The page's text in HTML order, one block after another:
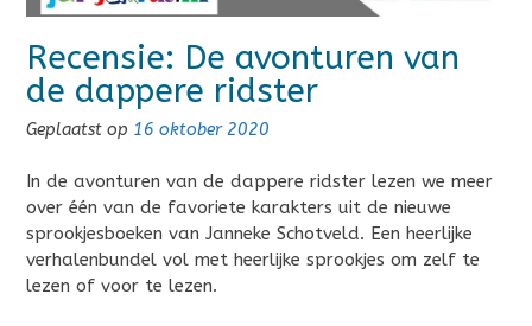
Recensie: De avonturen van
de dappere ridster
Geplaatst op 16 oktober 2020
In de avonturen van de dappere ridster lezen we meer
over één van de favoriete karakters uit de nieuwe
sprookjesboeken van Janneke Schotveld. Een heerlijke
verhalenbundel vol met heerlijke sprookjes om zelf te
lezen of voor te lezen.